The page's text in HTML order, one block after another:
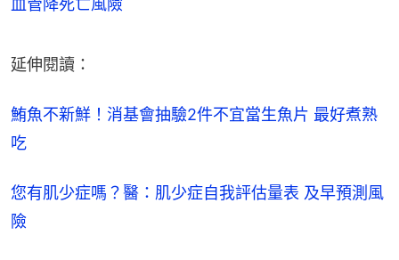
血管降死亡風險
延伸閱讀：
鮪魚不新鮮！消基會抽驗2件不宜當生魚片 最好煮熟
吃
您有肌少症嗎？醫：肌少症自我評估量表 及早預測風
險